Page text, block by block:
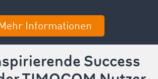
Informationen
Success